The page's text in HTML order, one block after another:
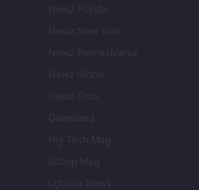
Newz Florida
Newz New York
Newz Pennsylvania
Newz Illinois
Newz Ohio
Gameland
Hig Tech Mag
Scoop Mag
Lgbtqia News